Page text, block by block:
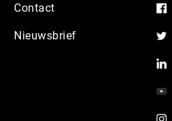
Contact
Nieuwsbrief